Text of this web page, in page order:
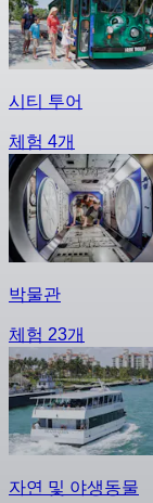
시티 투어
체험 4개
박물관
체험 23개
자연 및 야생동물